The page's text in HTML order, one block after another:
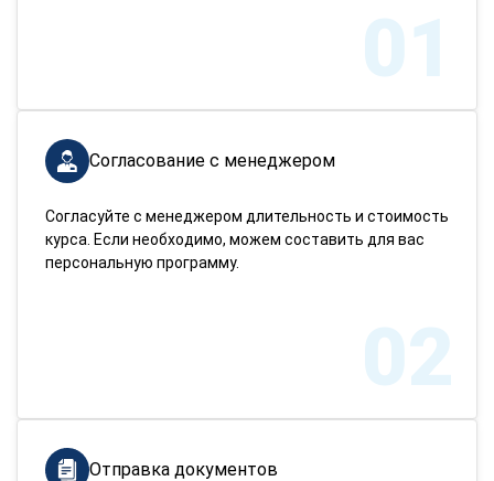
01
Согласование с менеджером
Согласуйте с менеджером длительность и стоимость
курса. Если необходимо, можем составить для вас
персональную программу.
02
Отправка документов